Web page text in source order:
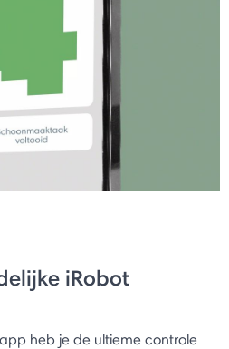
iRobot
heb je de ultieme controle